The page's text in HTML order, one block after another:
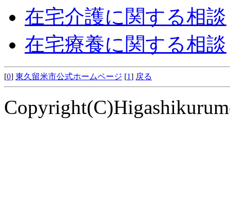
在宅介護に関する相談
在宅療養に関する相談
[0] 東久留米市公式ホームページ [1] 戻る